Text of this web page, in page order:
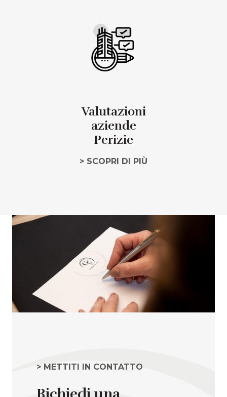
Valutazioni
aziende
Perizie
> SCOPRI DI PIÙ
> METTITI IN CONTATTO